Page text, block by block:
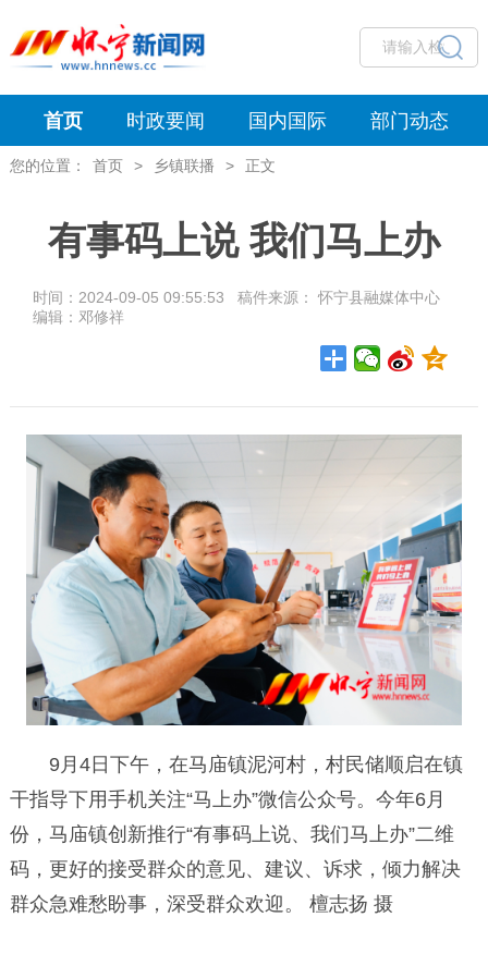
首页 时政要闻 国内国际 部门动态
您的位置： 首页 > 乡镇联播 > 正文
有事码上说 我们马上办
时间：2024-09-05 09:55:53 稿件来源： 怀宁县融媒体中心
编辑：邓修祥
9月4日下午，在马庙镇泥河村，村民储顺启在镇
干指导下用手机关注“马上办”微信公众号。今年6月
份，马庙镇创新推行“有事码上说、我们马上办”二维
码，更好的接受群众的意见、建议、诉求，倾力解决
群众急难愁盼事，深受群众欢迎。 檀志扬 摄